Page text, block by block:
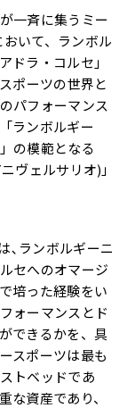
一斉に集うミー
いて、ランボル
ドラ・コルセ」
ポーツの世界と
パフォーマンス
ランボルギー
の模範となる
ヴェルサリオ)」
､ランボルギーニ
セへのオマージ
培った経験をい
ォーマンスとド
できるかを、具
スポーツは最も
トベッドであ
な資産であり、